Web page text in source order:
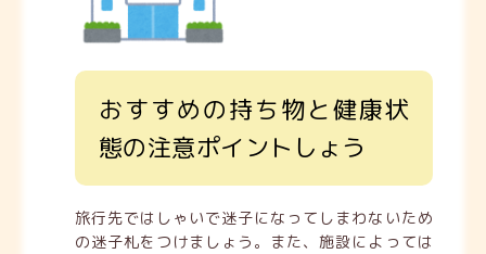
おすすめの持ち物と健康状
態の注意ポイント しょう
旅行先ではしゃいで迷子になってしまわないため
の迷子札をつけましょう。また、施設によっては